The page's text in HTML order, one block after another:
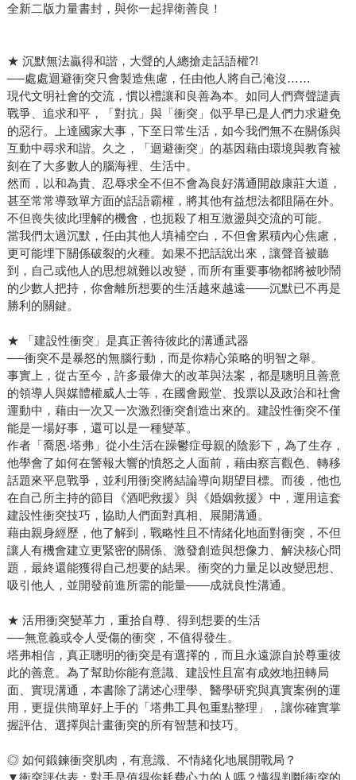
全新二版力量書封，與你一起捍衛善良！
★ 沉默無法贏得和諧，大聲的人總搶走話語權?!
──處處迴避衝突只會製造焦慮，任由他人將自己淹沒……
現代文明社會的交流，慣以禮讓和良善為本。如同人們齊聲譴責
戰爭、追求和平，「對抗」與「衝突」似乎早已是人們力求避免
的惡行。上達國家大事，下至日常生活，如今我們無不在關係與
互動中尋求和諧。久之，「迴避衝突」的基因藉由環境與教育被
刻在了大多數人的腦海裡、生活中。
然而，以和為貴、忍辱求全不但不會為良好溝通開啟康莊大道，
甚至常常導致單方面的話語霸權，將其他有益想法都阻隔在外。
不但喪失彼此理解的機會，也扼殺了相互激盪與交流的可能。
當我們太過沉默，任由其他人填補空白，不但會累積內心焦慮，
更可能埋下關係破裂的火種。如果不把話說出來，讓聲音被聽
到，自己或他人的思想就難以改變，而所有重要事物都將被吵鬧
的少數人把持，你會離所想要的生活越來越遠——沉默已不再是
勝利的關鍵。
★ 「建設性衝突」是真正善待彼此的溝通武器
──衝突不是暴怒的無腦行動，而是你精心策略的明智之舉。
事實上，從古至今，許多最偉大的改革與法案，都是聰明且善意
的領導人與媒體權威人士等，在國會殿堂、投票以及政治和社會
運動中，藉由一次又一次激烈衝突創造出來的。建設性衝突不僅
能是一場好事，還可以是一種變革。
作者「喬恩‧塔弗」從小生活在躁鬱症母親的陰影下，為了生存，
他學會了如何在警報大響的憤怒之人面前，藉由察言觀色、轉移
話題來平息戰爭，並利用衝突將結論導向期望目標。而後，他也
在自己所主持的節目《酒吧救援》與《婚姻救援》中，運用這套
建設性衝突技巧，協助人們面對真相、展開溝通。
藉由親身經歷，他了解到，戰略性且不情緒化地面對衝突，不但
讓人有機會建立更緊密的關係、激發創造與想像力、解決核心問
題，最終還能獲得自己想要的結果。衝突的力量足以改變思想、
吸引他人，並開發前進所需的能量——成就良性溝通。
★ 活用衝突變革力，重拾自尊、得到想要的生活
──無意義或令人受傷的衝突，不值得發生。
塔弗相信，真正聰明的衝突是有選擇的，而且永遠源自於尊重彼
此的善意。為了幫助你能有意識、建設性且富有成效地扭轉局
面、實現溝通，本書除了講述心理學、醫學研究與真實案例的運
用，更提供簡單好上手的「塔弗工具包重點整理」，讓你確實掌
握評估、選擇與計畫衝突的所有智慧和技巧。
◎ 如何鍛鍊衝突肌肉，有意識、不情緒化地展開戰局？
▼衝突評估表：對手是值得你耗費心力的人嗎？懂得判斷衝突的